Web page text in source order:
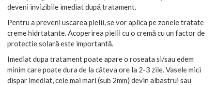
deveni invizibile imediat după tratament.
Pentru a preveni uscarea pielii, se vor aplica pe zonele tratate
creme hidrtatante. Acoperirea pielii cu o cremă cu un factor de
protectie solară este importantă.
Imediat dupa tratament poate apare o roseata si/sau edem
minim care poate dura de la câteva ore la 2-3 zile. Vasele mici
dispar imediat, cele mai mari (sub 2mm) devin albastrui sau